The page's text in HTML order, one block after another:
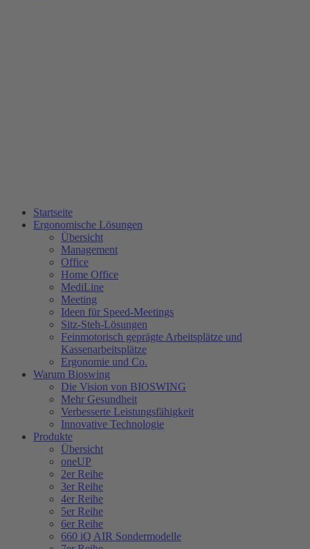
Startseite
Ergonomische Lösungen
Übersicht
Management
Office
Home Office
MediLine
Meeting
Ideen für Speed-Meetings
Sitz-Steh-Lösungen
Feinmotorisch geprägte Arbeitsplätze und
Kassenarbeitsplätze
Ergonomie und Co.
Warum Bioswing
Die Vision von BIOSWING
Mehr Gesundheit
Verbesserte Leistungsfähigkeit
Innovative Technologie
Produkte
Übersicht
oneUP
2er Reihe
3er Reihe
4er Reihe
5er Reihe
6er Reihe
660 iQ AIR Sondermodelle